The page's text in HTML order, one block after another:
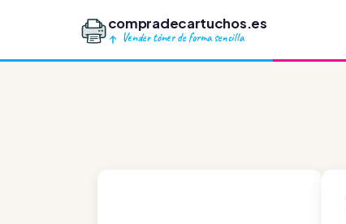
compradecartuchos.es
Vender tóner de forma sencilla